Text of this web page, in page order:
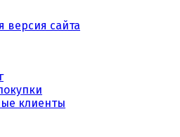
версия сайта
клиенты